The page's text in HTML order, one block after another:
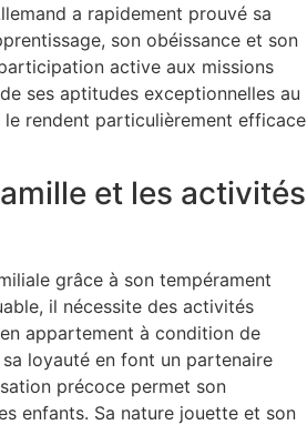
a rapidement prouvé sa
son obéissance et son
active aux missions
ses aptitudes exceptionnelles au
rendent particulièrement efficace
et les activités
grâce à son tempérament
il nécessite des activités
appartement à condition de
loyauté en font un partenaire
précoce permet son
enfants. Sa nature jouette et son